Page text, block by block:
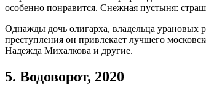
особенно понравится. Снежная пустыня:
Однажды дочь олигарха, владельца урановых
преступления он привлекает лучшего
Надежда Михалкова и другие.
5. Водоворот, 2020